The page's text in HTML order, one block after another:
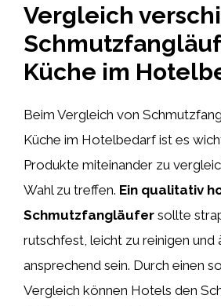
Vergleich
Küche im
Beim Vergleich von
Küche im Hotelbedarf ist es
Produkte miteinander zu
Wahl zu treffen. Ein qualitativ
Schmutzfangläufer sollte
rutschfest, leicht zu reinigen und
ansprechend sein. Durch einen
Vergleich können Hotels den